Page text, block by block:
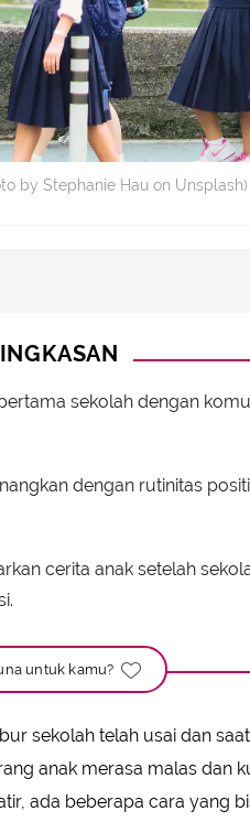
by Stephanie Hau on Unsplash)
Hari
sekolah dengan
dengan rutinitas
cerita anak setelah
untuk kamu?
sekolah telah usai dan
anak merasa malas dan
ada beberapa cara yang